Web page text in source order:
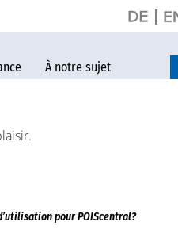
À notre sujet
pour POIScentral?